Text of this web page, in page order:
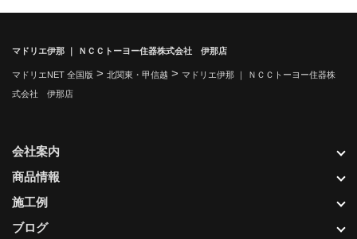
マドリエ伊那 ｜ ＮＣＣトーヨー住器株式会社 伊那店
マドリエNET 全国版 > 北関東・甲信越 > マドリエ伊那 ｜ ＮＣＣトーヨー住器株
式会社 伊那店
会社案内
商品情報
施工例
ブログ